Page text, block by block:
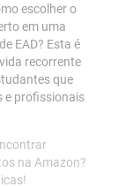
escolher o
em uma
EAD? Esta é
recorrente
que
e profissionais
na Amazon?